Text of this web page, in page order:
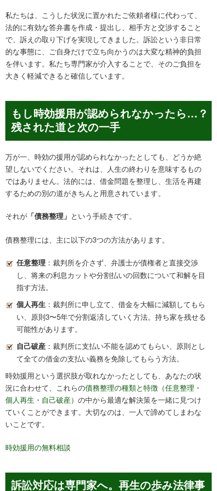
私たちは、こうした状況に置かれたご依頼者様に代わって、
法的に有効な答弁書を作成・提出し、相手方と交渉すること
で、訴えの取り下げを実現してきました。訴訟という非日常
的な事態に、ご自身だけで立ち向かうのは大変な精神的負担
を伴います。私たち専門家が介入することで、そのご負担を
大きく軽減できると確信しています。
もし時効援用が認められなかったら…？
残された道と次の一手
万が一、時効の援用が認められなかったとしても、どうか絶
望しないでください。それは、人生の終わりを意味するもの
ではありません。法的には、借金問題を整理し、生活を再建
するための別の道がきちんと用意されています。
それが 「債務整理」 という手続きです。
債務整理には、主に以下の3つの方法があります。
任意整理：裁判所を介さず、弁護士が債権者と直接交渉
し、将来の利息カットや分割払いの回数について和解を目
指す方法。
個人再生：裁判所に申し立て、借金を大幅に減額してもら
い、原則3〜5年で分割返済していく方法。持ち家を残せる
可能性があります。
自己破産：裁判所に支払い不能を認めてもらい、原則とし
て全ての借金の支払い義務を免除してもらう方法。
時効援用という選択肢が取れなかったとしても、あなたの状
況に合わせて、これらの債務整理の種類と特徴（任意整理・
個人再生・自己破産）の中から最適な解決策を一緒に見つけ
ていくことができます。大切なのは、一人で諦めてしまわな
いことです。
時効援用の無料相談
訴訟対応は専門家へ。再生の歩み法律事